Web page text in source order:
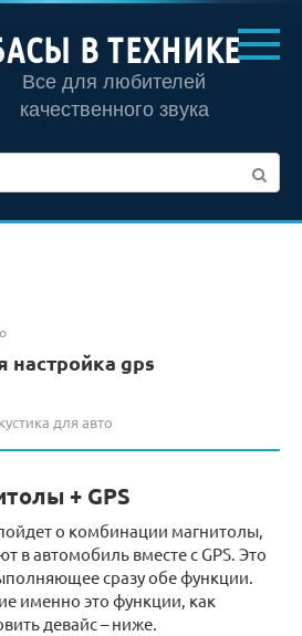
В ТЕХНИКЕ
Все для любителей
качественного звука
gps
для авто
+ GPS
о комбинации магнитолы,
в автомобиль вместе с GPS. Это
сразу обе функции.
именно это функции, как
девайс – ниже.